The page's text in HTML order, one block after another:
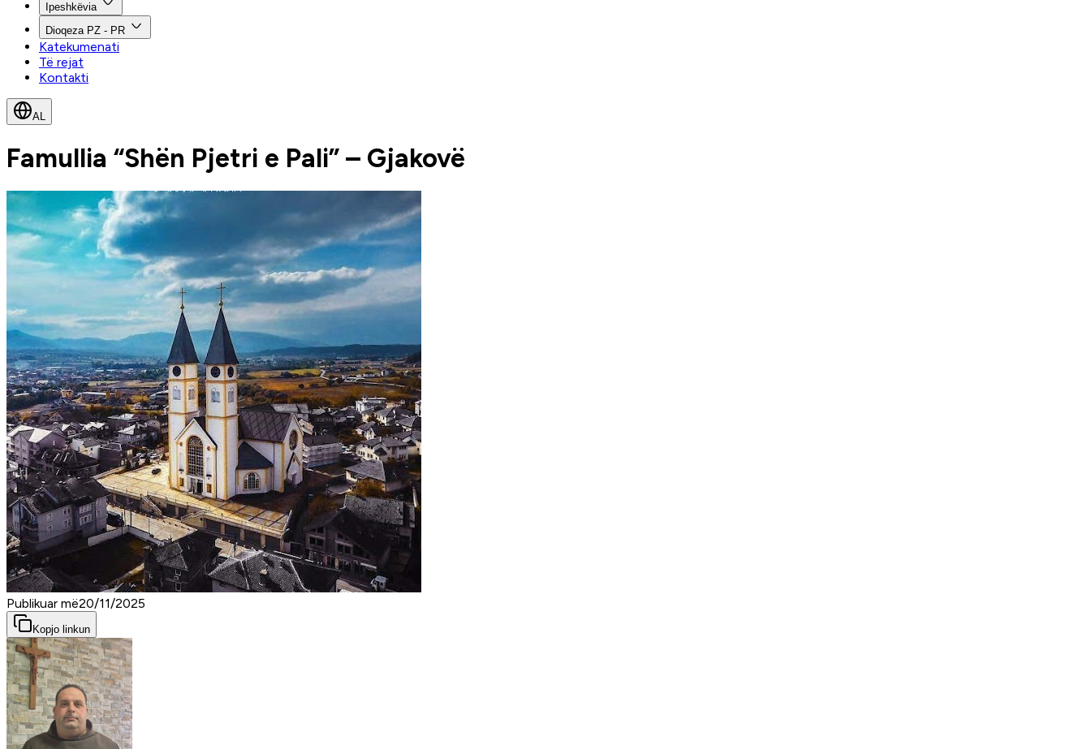
Ipeshkëvia
Dioqeza PZ - PR
Katekumenati
Të rejat
Kontakti
AL
Famullia “Shën Pjetri e Pali” – Gjakovë
Publikuar më20/11/2025
Kopjo linkun